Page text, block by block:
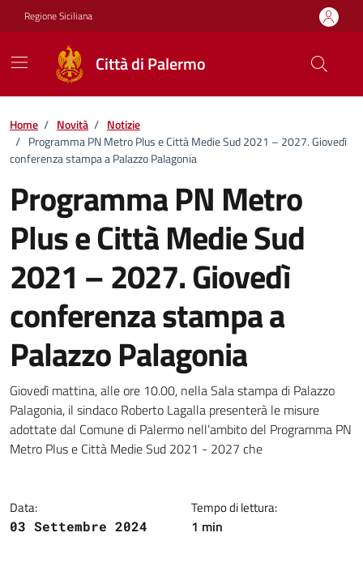
Vai ai contenuti
Vai al footer
Regione Siciliana
Città di Palermo
Home / Novità / Notizie
/ Programma PN Metro Plus e Città Medie Sud 2021 – 2027. Giovedì
conferenza stampa a Palazzo Palagonia
Programma PN Metro
Plus e Città Medie Sud
2021 – 2027. Giovedì
conferenza stampa a
Palazzo Palagonia
Dettagli della notizia
Giovedì mattina, alle ore 10.00, nella Sala stampa di Palazzo
Palagonia, il sindaco Roberto Lagalla presenterà le misure
adottate dal Comune di Palermo nell’ambito del Programma PN
Metro Plus e Città Medie Sud 2021 - 2027 che
Data:
03 Settembre 2024
Tempo di lettura:
1 min